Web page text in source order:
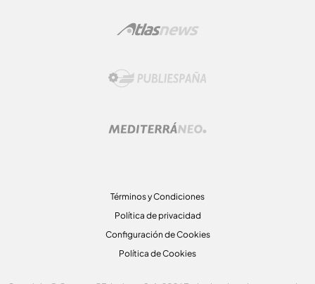
Términos y Condiciones
Política de privacidad
Configuración de Cookies
Política de Cookies